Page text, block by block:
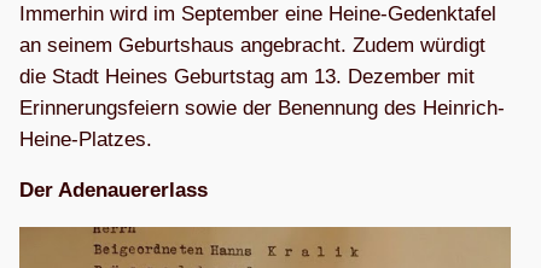
Immer­hin wird im Sep­tem­ber eine Heine-Gedenk­ta­fel
an sei­nem Geburts­haus ange­bracht. Zudem wür­digt
die Stadt Hei­nes Geburts­tag am 13. Dezem­ber mit
Erin­ne­rungs­fei­ern sowie der Benen­nung des Heinrich-
Heine-Platzes.
Der Ade­nau­er­erlass